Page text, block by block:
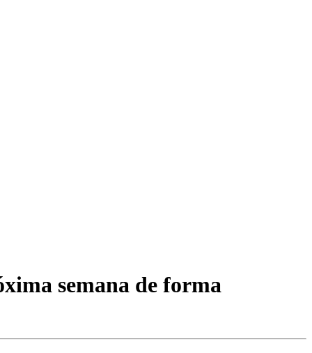
semana de forma